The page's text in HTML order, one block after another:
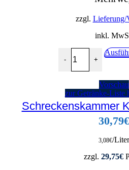
zzgl. Lieferung/
inkl.
-
Gaffel Kölsch
+
Vorschau
zur Getränke-Liste
Schreckenskammer
30,79€
3,08€/Liter
zzgl. 29,75€